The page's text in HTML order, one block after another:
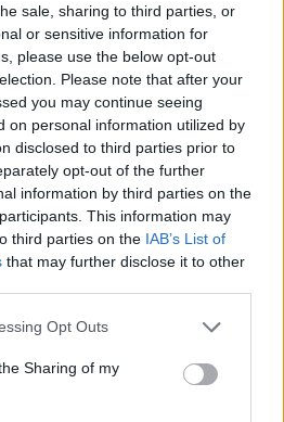
sale, sharing to third parties, or
or sensitive information for
please use the below opt-out
Please note that after your
you may continue seeing
on personal information utilized by
disclosed to third parties prior to
opt-out of the further
information by third parties on the
This information may
third parties on the IAB’s List of
that may further disclose it to other
Opt Outs
Sharing of my